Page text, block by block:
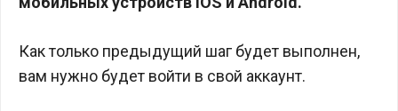
Как только предыдущий шаг будет выполнен,
вам нужно будет войти в свой аккаунт.